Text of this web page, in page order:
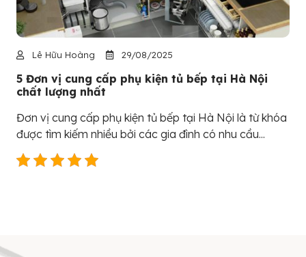
Lê Hữu Hoàng 29/08/2025
5 Đơn vị cung cấp phụ kiện tủ bếp tại Hà Nội
chất lượng nhất
Đơn vị cung cấp phụ kiện tủ bếp tại Hà Nội là từ khóa
được tìm kiếm nhiều bởi các gia đình có nhu cầu...